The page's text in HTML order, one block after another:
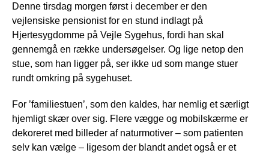
Denne tirsdag morgen først i december er den
vejlensiske pensionist for en stund indlagt på
Hjertesygdomme på Vejle Sygehus, fordi han skal
gennemgå en række undersøgelser. Og lige netop den
stue, som han ligger på, ser ikke ud som mange stuer
rundt omkring på sygehuset.
For ’familiestuen’, som den kaldes, har nemlig et særligt
hjemligt skær over sig. Flere vægge og mobilskærme er
dekoreret med billeder af naturmotiver – som patienten
selv kan vælge – ligesom der blandt andet også er et